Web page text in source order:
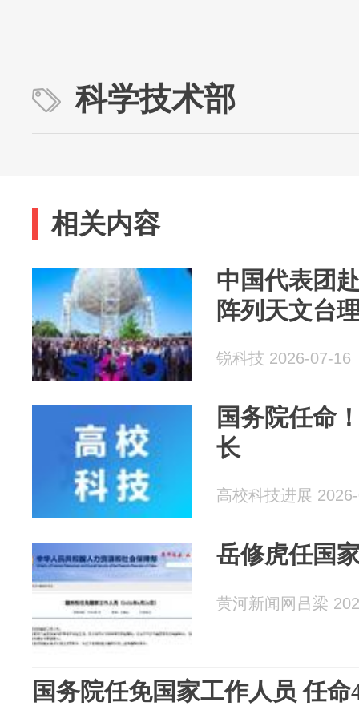
科学技术部
相关内容
中国代表团
阵列天文台
锐科技 2026-07-16
国务院任命
长
高校科技进展
岳修虎任国
黄河新闻网吕梁
国务院任免国家工作人员 任